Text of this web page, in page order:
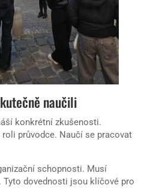
naučili
konkrétní zkušenosti.
průvodce. Naučí se pracovat
schopnosti. Musí
Tyto dovednosti jsou klíčové pro